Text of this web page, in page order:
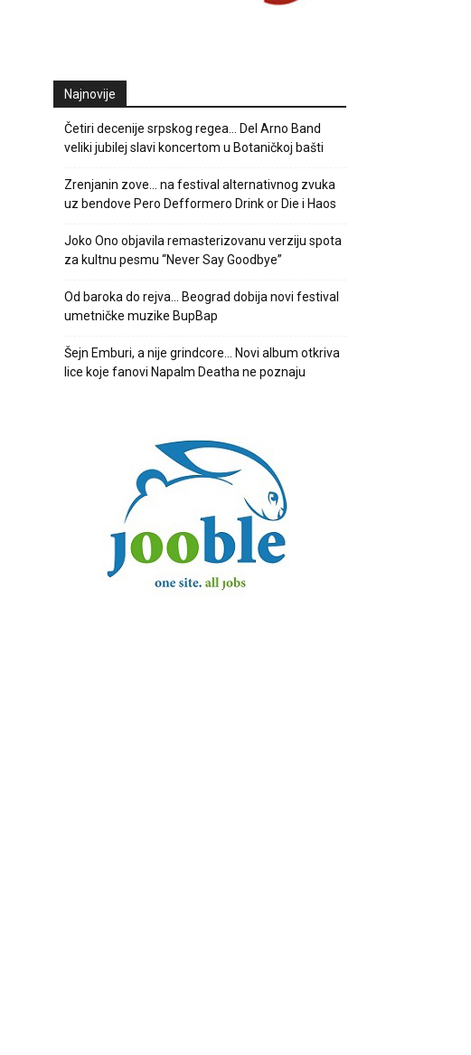
Najnovije
Četiri decenije srpskog regea… Del Arno Band
veliki jubilej slavi koncertom u Botaničkoj bašti
Zrenjanin zove… na festival alternativnog zvuka
uz bendove Pero Defformero Drink or Die i Haos
Joko Ono objavila remasterizovanu verziju spota
za kultnu pesmu “Never Say Goodbye”
Od baroka do rejva… Beograd dobija novi festival
umetničke muzike BupBap
Šejn Emburi, a nije grindcore… Novi album otkriva
lice koje fanovi Napalm Deatha ne poznaju